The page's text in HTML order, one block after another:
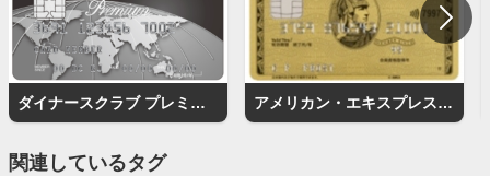
ダイナースクラブ プレミアムカード アメリカン・エキスプレス・ゴールド・カード
関連しているタグ